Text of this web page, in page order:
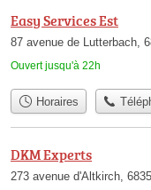
Easy Services Est
87 avenue de Lutterbach,
Ouvert jusqu'à 22h
Horaires
DKM Experts
273 avenue d'Altkirch,